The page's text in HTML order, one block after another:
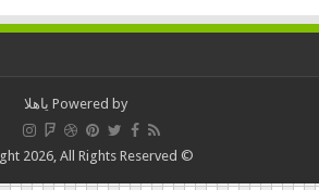
Powered by ياهلا
© Copyright 2026, All Rights Reserved